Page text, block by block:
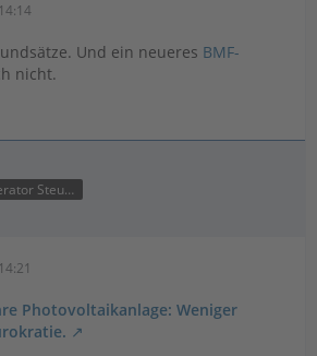
Und ein neueres BMF-
nicht.
Unabh. Moderator Steuer
Photovoltaikanlage: Weniger